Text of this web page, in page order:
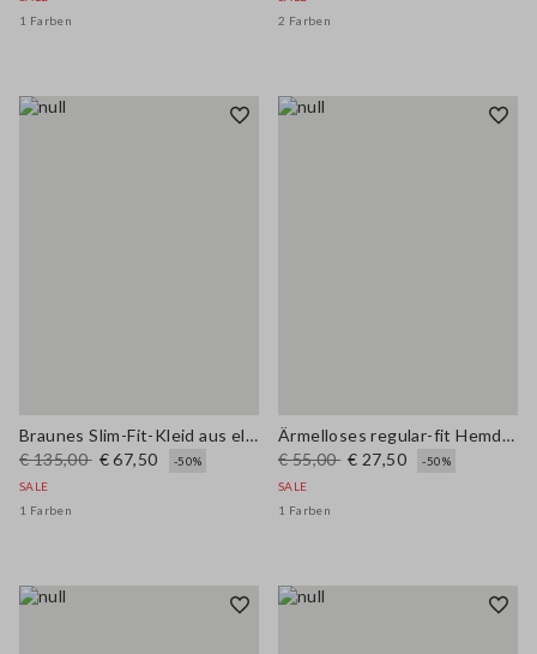
1 Farben
2 Farben
Braunes Slim-Fit-Kleid aus elastischem Leinen-Viskose-Mix
€ 135,00 € 67,50
-50%
SALE
1 Farben
Ärmelloses regular-fit Hemd aus blauem Denim und Baumwollmischung
€ 55,00 € 27,50
-50%
SALE
1 Farben